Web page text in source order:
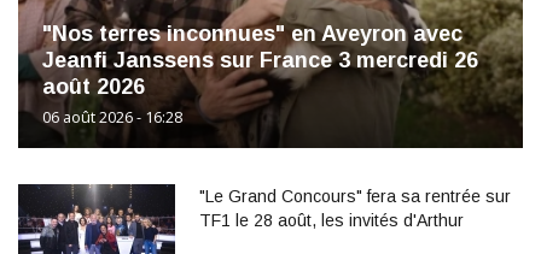
"Nos terres inconnues" en Aveyron avec
Jeanfi Janssens sur France 3 mercredi 26
août 2026
06 août 2026 - 16:28
"Le Grand Concours" fera sa rentrée sur
TF1 le 28 août, les invités d'Arthur